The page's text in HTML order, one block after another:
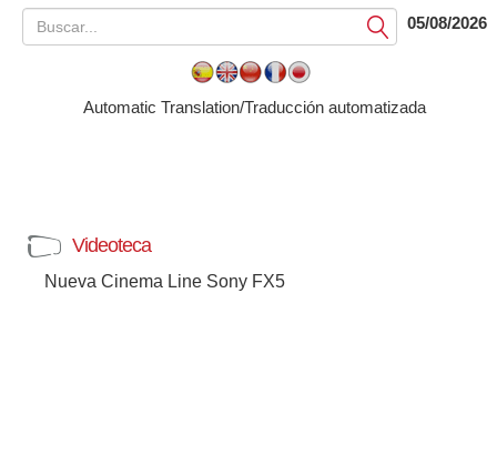
Submit05/08/2026
Automatic Translation/Traducción automatizada
Videoteca
Nueva Cinema Line Sony FX5